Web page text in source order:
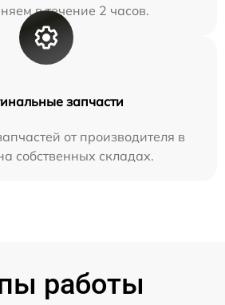
в течение 2 часов.
запчасти
от производителя в
собственных складах.
работы